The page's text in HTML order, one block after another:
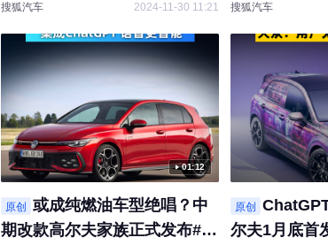
搜狐汽车 2024-11-30 11:21 搜狐汽车
01:12
原创
或成纯燃油车型绝唱？中
期改款高尔夫家族正式发布#高
原创
尔夫1月底首